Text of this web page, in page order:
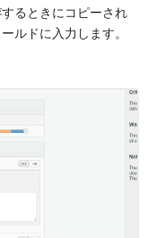
るときにコピーされ
ルドに入力します。